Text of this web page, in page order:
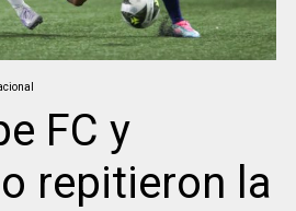
FC y
repitieron la